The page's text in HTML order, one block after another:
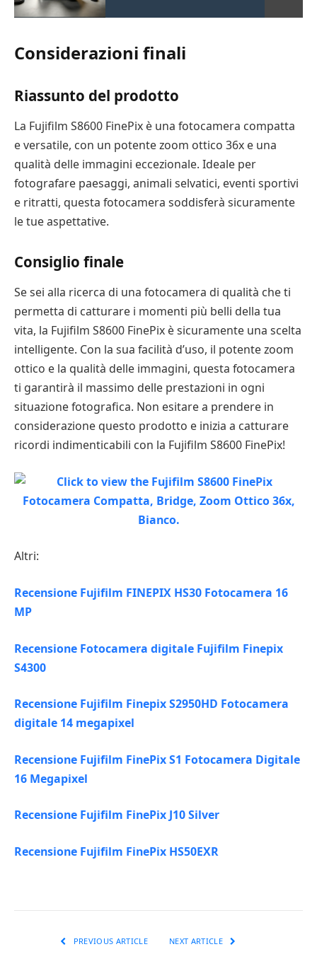
Considerazioni finali
Riassunto del prodotto
La Fujifilm S8600 FinePix è una fotocamera compatta
e versatile, con un potente zoom ottico 36x e una
qualità delle immagini eccezionale. Ideale per
fotografare paesaggi, animali selvatici, eventi sportivi
e ritratti, questa fotocamera soddisferà sicuramente
le tue aspettative.
Consiglio finale
Se sei alla ricerca di una fotocamera di qualità che ti
permetta di catturare i momenti più belli della tua
vita, la Fujifilm S8600 FinePix è sicuramente una scelta
intelligente. Con la sua facilità d’uso, il potente zoom
ottico e la qualità delle immagini, questa fotocamera
ti garantirà il massimo delle prestazioni in ogni
situazione fotografica. Non esitare a prendere in
considerazione questo prodotto e inizia a catturare
ricordi indimenticabili con la Fujifilm S8600 FinePix!
Altri:
Recensione Fujifilm FINEPIX HS30 Fotocamera 16
MP
Recensione Fotocamera digitale Fujifilm Finepix
S4300
Recensione Fujifilm Finepix S2950HD Fotocamera
digitale 14 megapixel
Recensione Fujifilm FinePix S1 Fotocamera Digitale
16 Megapixel
Recensione Fujifilm FinePix J10 Silver
Recensione Fujifilm FinePix HS50EXR
PREVIOUS ARTICLE NEXT ARTICLE